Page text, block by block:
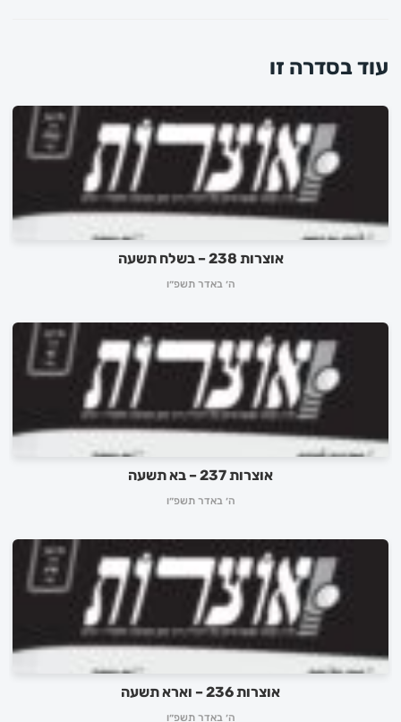
עוד בסדרה זו
אוצרות 238 – בשלח תשעה
ה׳ באדר תשפ״ו
אוצרות 237 – בא תשעה
ה׳ באדר תשפ״ו
אוצרות 236 – וארא תשעה
ה׳ באדר תשפ״ו